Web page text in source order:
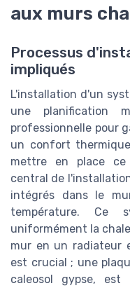
aux murs
Processus
impliqués
L'installation d'un
une planification
professionnelle pour
un confort
mettre en place ce
central de
intégrés dans le
température. Ce
uniformément la
mur en un radiateur
est crucial ; une
caleosol gypse,